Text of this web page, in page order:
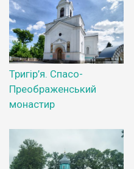
Тригір’я. Спасо-
Преображенський
монастир